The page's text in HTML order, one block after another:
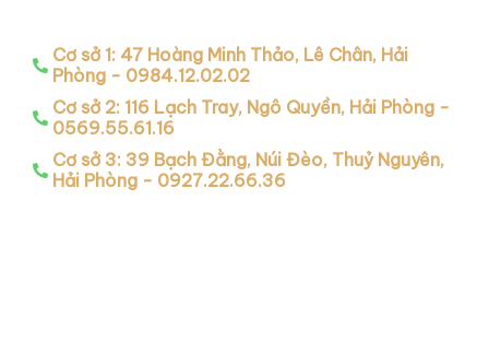
Cơ sở 1: 47 Hoàng Minh Thảo, Lê Chân, Hải
Phòng - 0984.12.02.02
Cơ sở 2: 116 Lạch Tray, Ngô Quyền, Hải Phòng -
0569.55.61.16
Cơ sở 3: 39 Bạch Đằng, Núi Đèo, Thuỷ Nguyên,
Hải Phòng - 0927.22.66.36